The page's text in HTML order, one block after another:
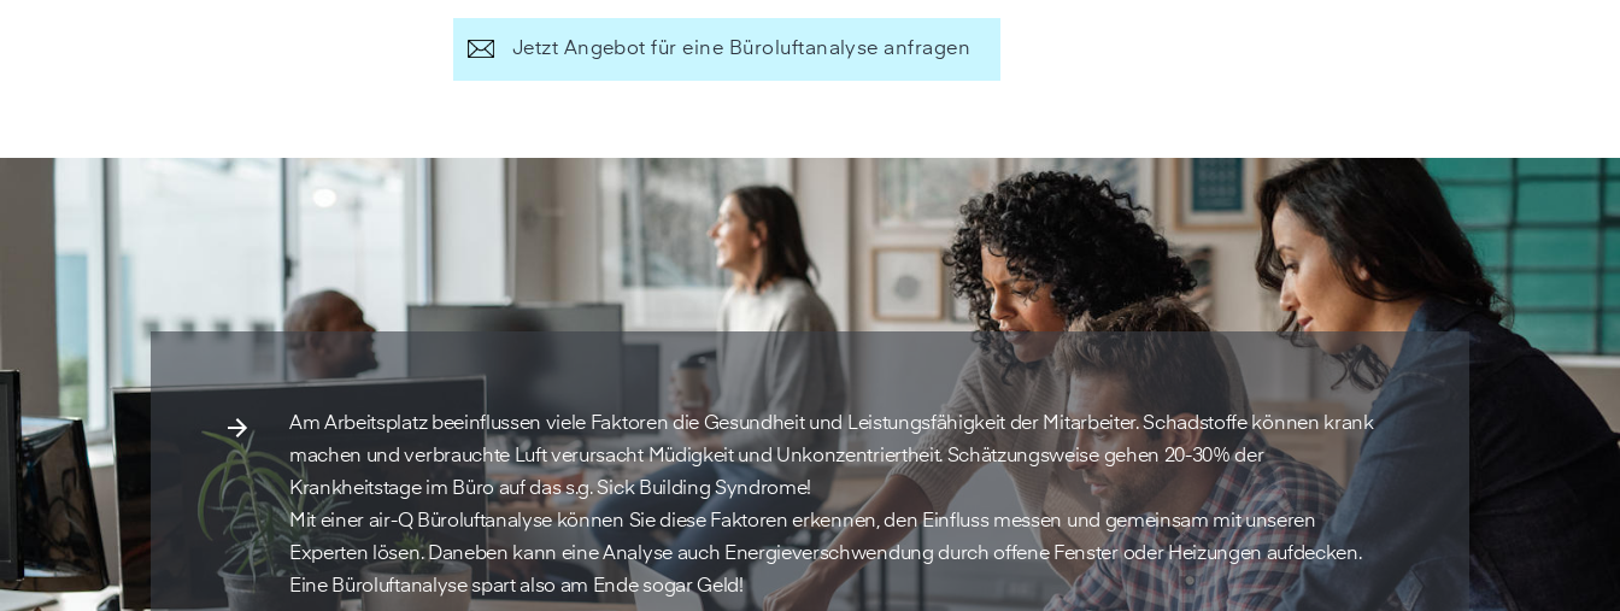
Jetzt Angebot für eine Büroluftanalyse anfragen
Am Arbeitsplatz beeinflussen viele Faktoren die Gesundheit und Leistungsfähigkeit der Mitarbeiter. Schadstoffe können krank
machen und verbrauchte Luft verursacht Müdigkeit und Unkonzentriertheit. Schätzungsweise gehen 20-30% der
Krankheitstage im Büro auf das s.g. Sick Building Syndrome!
Mit einer air-Q Büroluftanalyse können Sie diese Faktoren erkennen, den Einfluss messen und gemeinsam mit unseren
Experten lösen. Daneben kann eine Analyse auch Energieverschwendung durch offene Fenster oder Heizungen aufdecken.
Eine Büroluftanalyse spart also am Ende sogar Geld!